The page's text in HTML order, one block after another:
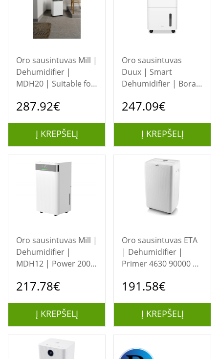
Oro sausintuvas Mill |
Dehumidifier |
MDH20 | Suitable for
| Water tank capacity
287.92€
Į KREPŠELĮ
Oro sausintuvas
Duux | Smart
Dehumidifier | Bora |
to 30 m² | Water tank
247.09€
Į KREPŠELĮ
Oro sausintuvas Mill |
Dehumidifier |
MDH12 | Power 200
rooms up to 8-15 m²
2 L | White
217.78€
Į KREPŠELĮ
Oro sausintuvas ETA
| Dehumidifier |
Primer 4630 90000 |
Suitable for rooms up
tank capacity 4.5 L |
White
191.58€
Į KREPŠELĮ